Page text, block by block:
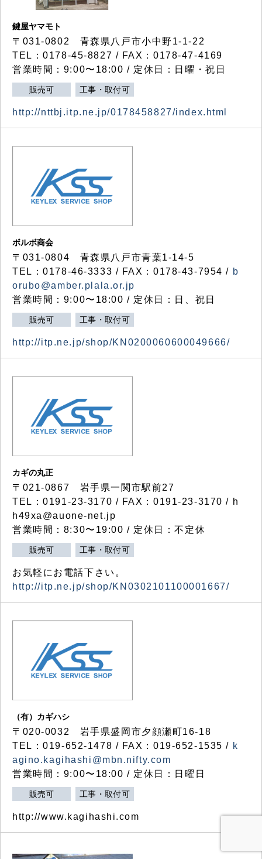
鍵屋ヤマモト
〒031-0802 青森県八戸市小中野1-1-22
TEL：0178-45-8827 / FAX：0178-47-4169
営業時間：9:00〜18:00 / 定休日：日曜・祝日
販売可 工事・取付可
http://nttbj.itp.ne.jp/0178458827/index.html
ボルボ商会
〒031-0804 青森県八戸市青葉1-14-5
TEL：0178-46-3333 / FAX：0178-43-7954 / b
orubo@amber.plala.or.jp
営業時間：9:00〜18:00 / 定休日：日、祝日
販売可 工事・取付可
http://itp.ne.jp/shop/KN0200060600049666/
カギの丸正
〒021-0867 岩手県一関市駅前27
TEL：0191-23-3170 / FAX：0191-23-3170 / h
h49xa@auone-net.jp
営業時間：8:30〜19:00 / 定休日：不定休
販売可 工事・取付可
お気軽にお電話下さい。
http://itp.ne.jp/shop/KN0302101100001667/
（有）カギハシ
〒020-0032 岩手県盛岡市夕顔瀬町16-18
TEL：019-652-1478 / FAX：019-652-1535 / k
agino.kagihashi@mbn.nifty.com
営業時間：9:00〜18:00 / 定休日：日曜日
販売可 工事・取付可
http://www.kagihashi.com